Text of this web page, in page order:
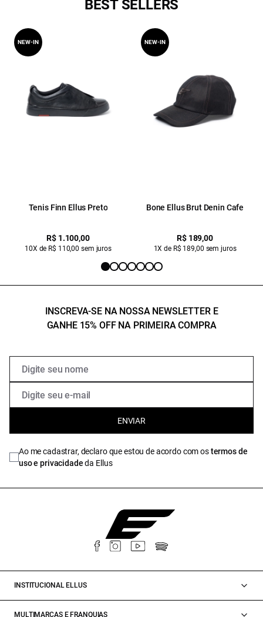
BEST SELLERS
Tenis Finn Ellus Preto
R$ 1.100,00
10X de R$ 110,00 sem juros
NEW-IN
Bone Ellus Brut Denin Cafe
R$ 189,00
1X de R$ 189,00 sem juros
NEW-IN
INSCREVA-SE NA NOSSA NEWSLETTER E
GANHE 15% OFF NA PRIMEIRA COMPRA
ENVIAR
Ao me cadastrar, declaro que estou de acordo com ostermos de
uso e privacidadeda Ellus
INSTITUCIONAL ELLUS
MULTIMARCAS E FRANQUIAS